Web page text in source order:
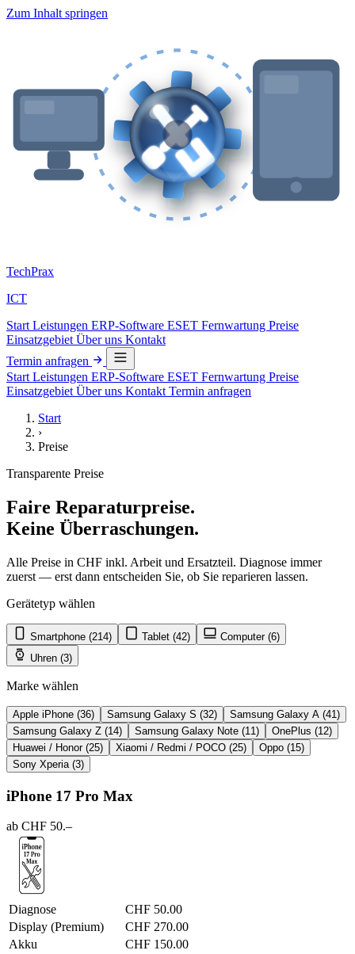
Zum Inhalt springen
TechPrax
ICT
Start Leistungen ERP-Software ESET Fernwartung Preise
Einsatzgebiet Über uns Kontakt
Termin anfragen
Start Leistungen ERP-Software ESET Fernwartung Preise
Einsatzgebiet Über uns Kontakt Termin anfragen
Start
›
Preise
Transparente Preise
Faire Reparaturpreise.
Keine Überraschungen.
Alle Preise in CHF inkl. Arbeit und Ersatzteil. Diagnose immer
zuerst — erst dann entscheiden Sie, ob Sie reparieren lassen.
Gerätetyp wählen
Smartphone (214) Tablet (42) Computer (6)
Uhren (3)
Marke wählen
Apple iPhone (36) Samsung Galaxy S (32) Samsung Galaxy A (41)
Samsung Galaxy Z (14) Samsung Galaxy Note (11) OnePlus (12)
Huawei / Honor (25) Xiaomi / Redmi / POCO (25) Oppo (15)
Sony Xperia (3)
iPhone 17 Pro Max
ab CHF 50.–
Diagnose
CHF 50.00
Display (Premium)
CHF 270.00
Akku
CHF 150.00